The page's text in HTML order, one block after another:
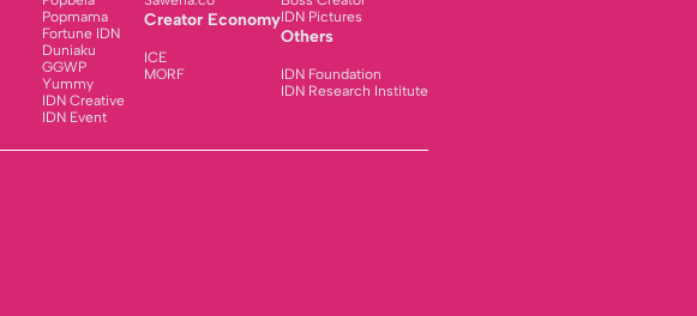
Popmama
Fortune IDN
Duniaku
GGWP
Yummy
IDN Creative
IDN Event
Creator Economy
ICE
MORF
IDN Pictures
Others
IDN Foundation
IDN Research Institute